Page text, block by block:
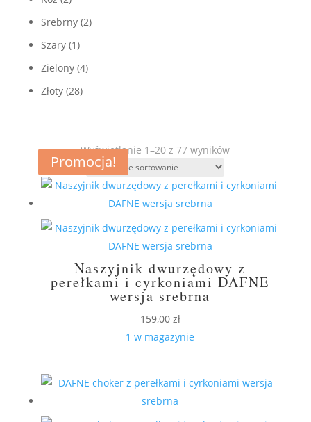
Srebrny (2)
Szary (1)
Zielony (4)
Złoty (28)
Wyświetlanie 1–20 z 77 wyników
Naszyjnik dwurzędowy z
perełkami i cyrkoniami DAFNE
wersja srebrna
159,00 zł
1 w magazynie
Promocja!